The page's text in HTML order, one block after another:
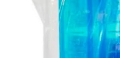
Bienestar y